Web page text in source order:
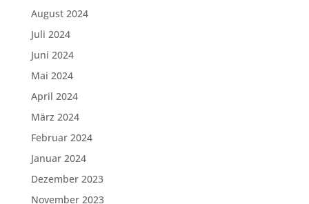
August 2024
Juli 2024
Juni 2024
Mai 2024
April 2024
März 2024
Februar 2024
Januar 2024
Dezember 2023
November 2023